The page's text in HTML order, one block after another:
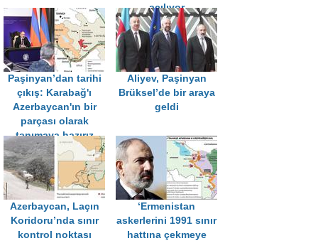
açılıyor
Paşinyan’dan tarihi
çıkış: Karabağ'ı
Azerbaycan'ın bir
parçası olarak
tanımaya hazırız
Aliyev, Paşinyan
Brüksel’de bir araya
geldi
Azerbaycan, Laçın
Koridoru’nda sınır
kontrol noktası
‘Ermenistan
askerlerini 1991 sınır
hattına çekmeye